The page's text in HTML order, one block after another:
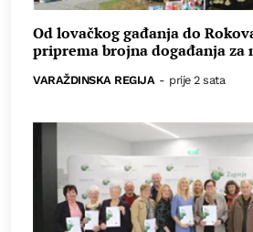
Od lovačkog gađanja do
priprema brojna događanja za
VARAŽDINSKA REGIJA - prije 2 sata